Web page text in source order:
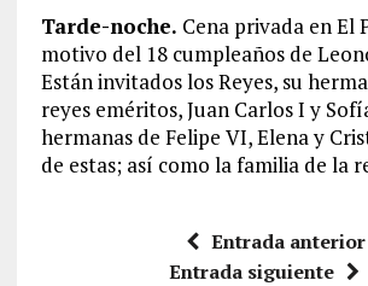
Tarde-noche. Cena privada en El
motivo del 18 cumpleaños de
Están invitados los Reyes, su
reyes eméritos, Juan Carlos I y
hermanas de Felipe VI, Elena y
de estas; así como la familia de la
Entrada anterior
Entrada siguiente